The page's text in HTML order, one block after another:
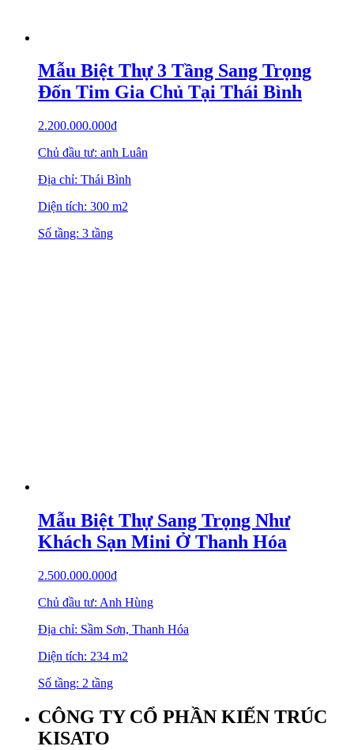
Mẫu Biệt Thự 3 Tầng Sang Trọng
Đốn Tim Gia Chủ Tại Thái Bình
2.200.000.000₫
Chủ đầu tư: anh Luân
Địa chỉ: Thái Bình
Diện tích: 300 m2
Số tầng: 3 tầng
Mẫu Biệt Thự Sang Trọng Như
Khách Sạn Mini Ở Thanh Hóa
2.500.000.000₫
Chủ đầu tư: Anh Hùng
Địa chỉ: Sầm Sơn, Thanh Hóa
Diện tích: 234 m2
Số tầng: 2 tầng
CÔNG TY CỔ PHẦN KIẾN TRÚC
KISATO